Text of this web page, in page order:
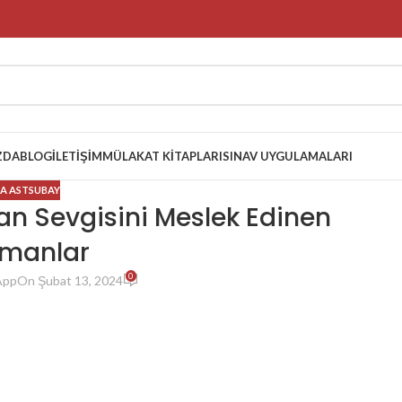
BLOGİLETIŞIMMÜLAKAT KITAPLARISINAV UYGULAMALARI
ASTSUBAY
Sevgisini Meslek Edinen
On Şubat 13, 2024 0